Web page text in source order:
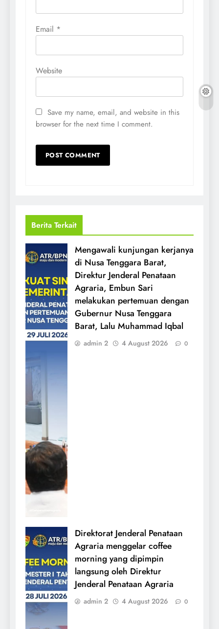
Email *
Website
Save my name, email, and website in this
browser for the next time I comment.
Berita Terkait
Mengawali kunjungan kerjanya
di Nusa Tenggara Barat,
Direktur Jenderal Penataan
Agraria, Embun Sari
melakukan pertemuan dengan
Gubernur Nusa Tenggara
Barat, Lalu Muhammad Iqbal
admin 2 4 August 2026 0
Direktorat Jenderal Penataan
Agraria menggelar coffee
morning yang dipimpin
langsung oleh Direktur
Jenderal Penataan Agraria
admin 2 4 August 2026 0